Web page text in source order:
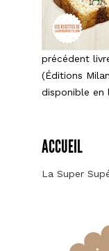
précédent
(Éditions
disponible en
ACCUEIL
La Super